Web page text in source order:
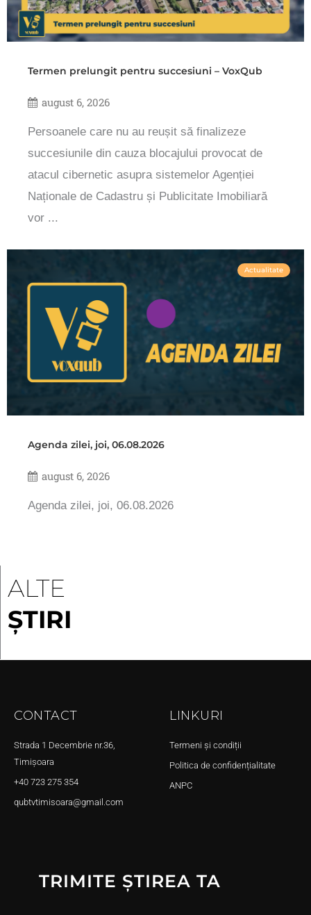
Termen prelungit pentru succesiuni – VoxQub
august 6, 2026
Persoanele care nu au reușit să finalizeze
succesiunile din cauza blocajului provocat de
atacul cibernetic asupra sistemelor Agenției
Naționale de Cadastru și Publicitate Imobiliară
vor ...
Actualitate
Agenda zilei, joi, 06.08.2026
august 6, 2026
Agenda zilei, joi, 06.08.2026
ALTE
ȘTIRI
CONTACT
Strada 1 Decembrie nr.36,
Timișoara
+40 723 275 354
qubtvtimisoara@gmail.com
LINKURI
Termeni și condiții
Politica de confidențialitate
ANPC
TRIMITE ȘTIREA TA